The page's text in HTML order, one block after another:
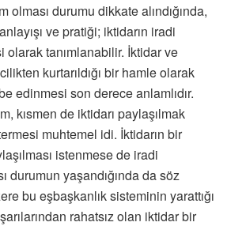
durumu dikkate alındığında,
ve pratiği; iktidarın iradi
olarak tanımlanabilir. İktidar ve
kurtarıldığı bir hamle olarak
edinmesi son derece anlamlıdır.
kısmen de iktidarı paylaşılmak
muhtemel idi. İktidarın bir
istenmese de iradi
durumun yaşandığında da söz
bu eşbaşkanlık sisteminin yarattığı
rahatsız olan iktidar bir